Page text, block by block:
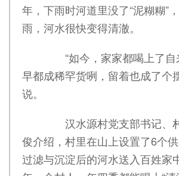
年，下雨时河道里没了“泥糊糊”
雨，河水很快变得清澈。
“如今，家家都喝上了自
早都成稀罕货咧，留着也成了个
说。
汉水源村党支部书记、
俊介绍，村里在山上设置了6个
过滤与沉淀后的河水送入百姓家